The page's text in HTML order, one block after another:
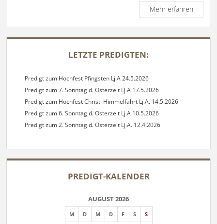
Mehr erfahrenPredigt
zum
SIDEBAR
LETZTE PREDIGTEN:
Predigt zum Hochfest Pfingsten Lj.A 24.5.2026
Predigt zum 7. Sonntag d. Osterzeit Lj.A 17.5.2026
Predigt zum Hochfest Christi Himmelfahrt Lj.A. 14.5.2026
Predigt zum 6. Sonntag d. Osterzeit Lj.A 10.5.2026
Predigt zum 2. Sonntag d. Osterzeit Lj.A. 12.4.2026
PREDIGT-KALENDER
AUGUST 2026
M D M D F S
S